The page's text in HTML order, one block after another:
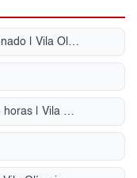
Alugar Apartamento com ar condicionado | Vila Olímpia (Zona Sul)
Alugar Apartamento com portaria 24 horas | Vila Olímpia (Zona Sul)